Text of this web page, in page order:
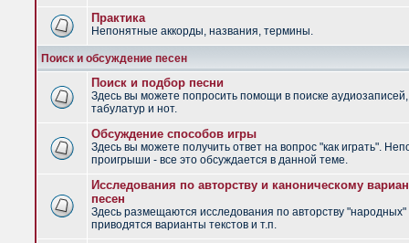
Практика
Непонятные аккорды, названия, термины.
Поиск и обсуждение песен
Поиск и подбор песни
Здесь вы можете попросить помощи в поиске аудиозаписей,
табулатур и нот.
Обсуждение способов игры
Здесь вы можете получить ответ на вопрос "как играть".
проигрыши - все это обсуждается в данной теме.
Исследования по авторству и каноническому
песен
Здесь размещаются исследования по авторству "народных"
приводятся варианты текстов и т.п.